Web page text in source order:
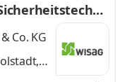
Co. KG